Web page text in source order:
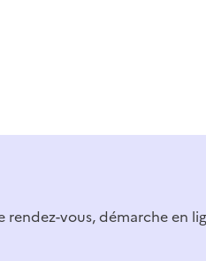
rendez-vous, démarche en